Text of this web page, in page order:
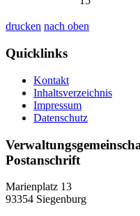
drucken nach oben
Quicklinks
Kontakt
Inhaltsverzeichnis
Impressum
Datenschutz
Postanschrift
Marienplatz 13
93354 Siegenburg